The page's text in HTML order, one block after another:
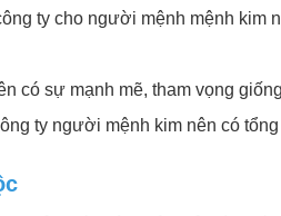
ty cho người mệnh mệnh kim
có sự mạnh mẽ, tham vọng
ty người mệnh kim nên có